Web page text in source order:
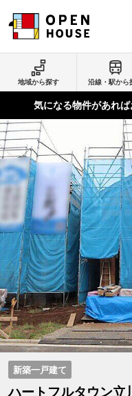
地域から探す 沿線・駅から
気になる物件があれば
新築一戸建て
ハートフルタウン立